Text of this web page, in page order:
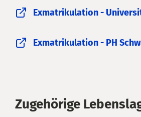
Exmatrikulation -
Exmatrikulation - PH
Zugehörige